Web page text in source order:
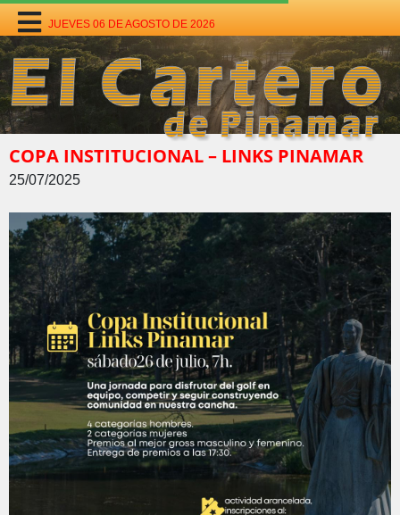
JUEVES 06 DE AGOSTO DE 2026
COPA INSTITUCIONAL – LINKS PINAMAR
25/07/2025